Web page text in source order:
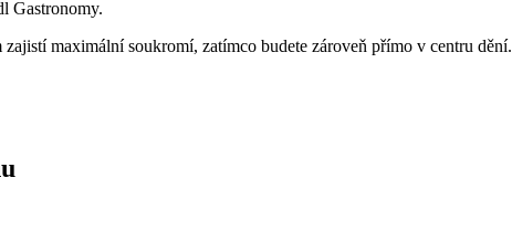
Gastronomy.
maximální soukromí, zatímco budete zároveň přímo v centru dění.